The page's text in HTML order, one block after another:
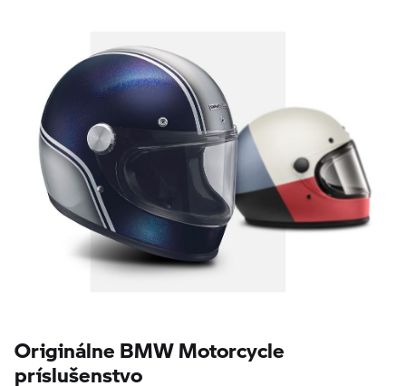
Originálne BMW Motorcycle
príslušenstvo